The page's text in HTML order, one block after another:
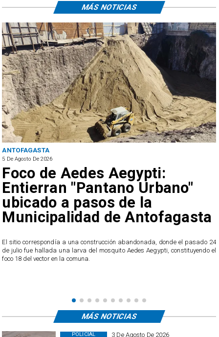
ANTOFAGASTA
5 De Agosto De 2026
Foco de Aedes Aegypti:
Entierran "Pantano Urbano"
ubicado a pasos de la
Municipalidad de Antofagasta
El sitio correspondía a una construcción abandonada, donde el pasado 24
de julio fue hallada una larva del mosquito Aedes Aegypti, constituyendo el
foco 18 del vector en la comuna.
MÁS NOTICIAS
3 De Agosto De 2026
POLICIAL
MÁS NOTICIAS